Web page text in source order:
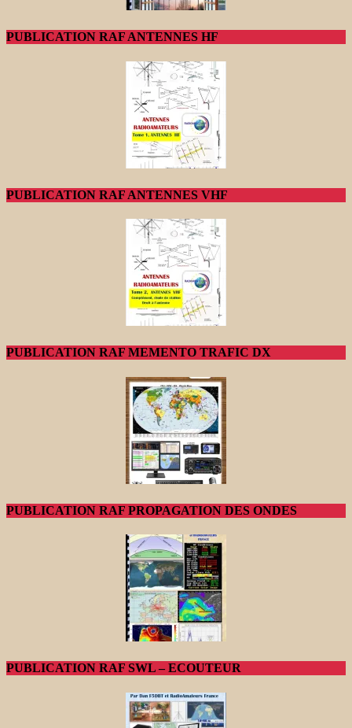
PUBLICATION RAF ANTENNES HF
PUBLICATION RAF ANTENNES VHF
PUBLICATION RAF MEMENTO TRAFIC DX
PUBLICATION RAF PROPAGATION DES ONDES
PUBLICATION RAF SWL – ECOUTEUR